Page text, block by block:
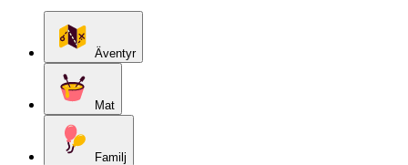
Äventyr
Mat
Familj